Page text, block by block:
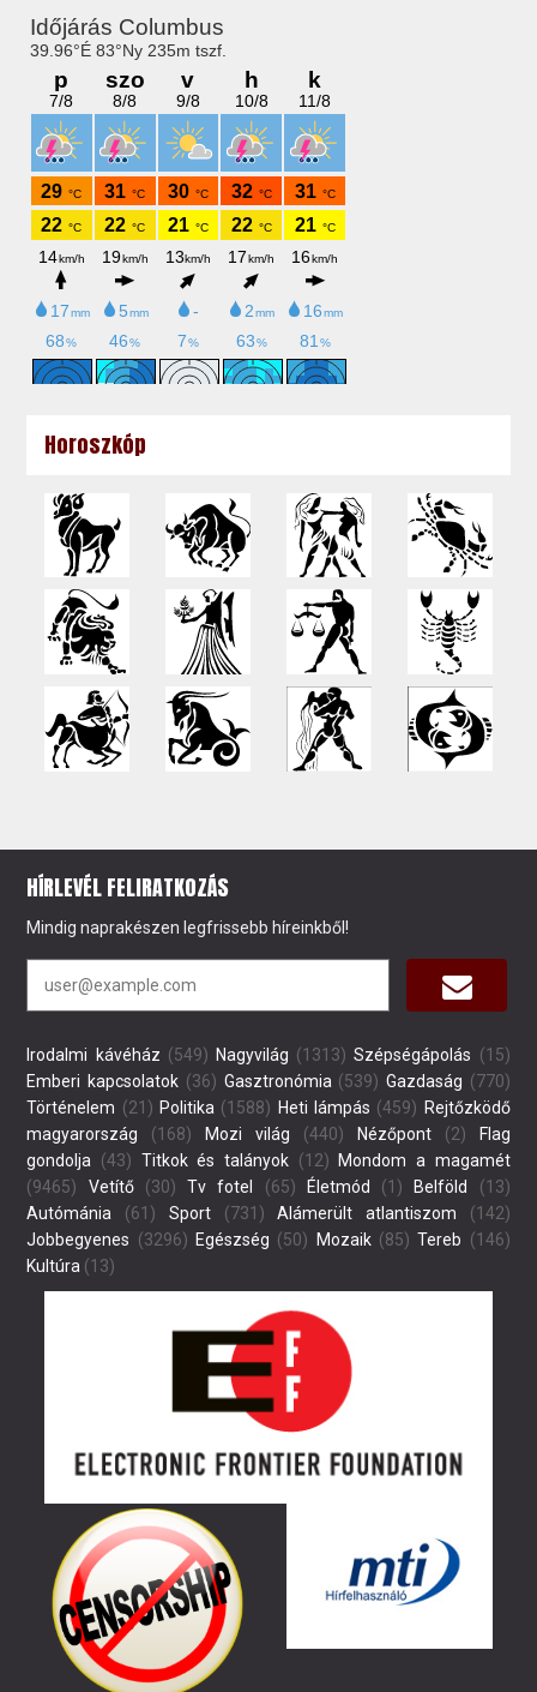
Horoszkóp
HÍRLEVÉL FELIRATKOZÁS
Mindig naprakészen legfrissebb híreinkből!
Irodalmi kávéház (549) Nagyvilág (1313) Szépségápolás (15)
Emberi kapcsolatok (36) Gasztronómia (539) Gazdaság (770)
Történelem (21) Politika (1588) Heti lámpás (459) Rejtőzködő
magyarország (168) Mozi világ (440) Nézőpont(2)
Flag
gondolja (43) Titkok és talányok (12)
Mondom a magamét
(9465)
Vetítő(30) Tv fotel (65) Életmód (1) Belföld
(13)
Autómánia (61) Sport(731) Alámerült atlantiszom (142)
Jobbegyenes (3296) Egészség (50) Mozaik(85) Tereb (146)
Kultúra (13)